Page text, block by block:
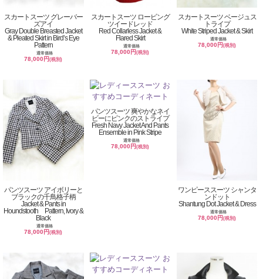
スカートスーツ グレーバー
ズアイ
Gray Double Breasted Jacket
& Pleated Skirt in Bird’s Eye
Pattern
通常価格
78,000円(税別)
スカートスーツ ロービング
ツイードレッド
Red Collarless Jacket &
Flared Skirt
通常価格
78,000円(税別)
スカートスーツ ベージュス
トライプ
White Striped Jacket & Skirt
通常価格
78,000円(税別)
パンツスーツ アイボリーと
ブラックの千鳥格子柄
Jacket & Pants in
Houndstooth Pattern, Ivory &
Black
通常価格
78,000円(税別)
パンツスーツ 爽やかなネイ
ビーにピンクのストライプ
Fresh Navy Jacket And Pants
Ensemble in Pink Stripe
通常価格
78,000円(税別)
ワンピーススーツ シャンタ
ンドット
Shantung Dot Jacket & Dress
通常価格
78,000円(税別)